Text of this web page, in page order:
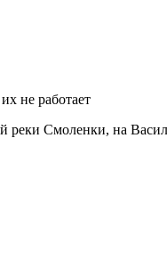
не работает
реки Смоленки, на